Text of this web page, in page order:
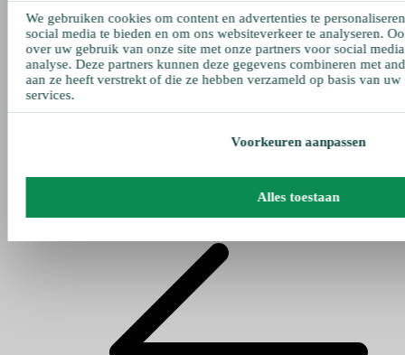
We gebruiken cookies om content en advertenties te
social media te bieden en om ons websiteverkeer te analyseren.
over uw gebruik van onze site met onze partners voor social
analyse. Deze partners kunnen deze gegevens combineren met
aan ze heeft verstrekt of die ze hebben verzameld op basis van
services.
Voorkeuren aanpassen
Alles toestaan